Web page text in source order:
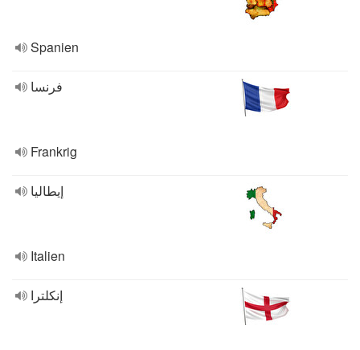
Spanien
فرنسا
Frankrig
إيطاليا
Italien
إنكلترا